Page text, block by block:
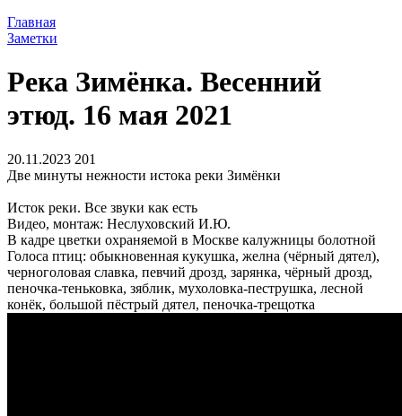
Главная
Заметки
Река Зимёнка. Весенний
этюд. 16 мая 2021
20.11.2023 201
Две минуты нежности истока реки Зимёнки
Исток реки. Все звуки как есть
Видео, монтаж: Неслуховский И.Ю.
В кадре цветки охраняемой в Москве калужницы болотной
Голоса птиц: обыкновенная кукушка, желна (чёрный дятел),
черноголовая славка, певчий дрозд, зарянка, чёрный дрозд,
пеночка-теньковка, зяблик, мухоловка-пеструшка, лесной
конёк, большой пёстрый дятел, пеночка-трещотка